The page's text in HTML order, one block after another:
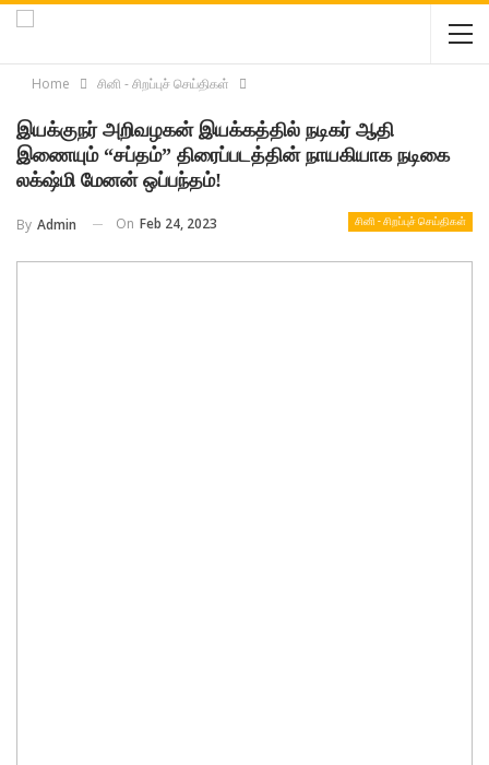
Home சினி - சிறப்புச் செய்திகள்
இயக்குநர் அறிவழகன் இயக்கத்தில் நடிகர் ஆதி
இணையும் “சப்தம்” திரைப்படத்தின் நாயகியாக நடிகை
லக்‌ஷ்மி மேனன் ஒப்பந்தம்!
சினி - சிறப்புச் செய்திகள்
By Admin On Feb 24, 2023